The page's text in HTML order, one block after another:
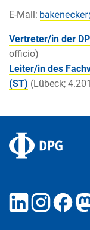
E-Mail:
Vertreter/in der
officio)
Leiter/in des
(ST) (Lübeck;